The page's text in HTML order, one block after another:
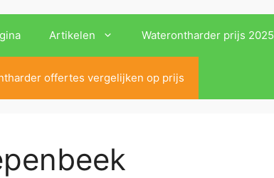
Artikelen Waterontharder prijs 2025
offertes vergelijken op prijs